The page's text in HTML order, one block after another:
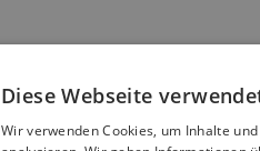
Diese Webseite
Wir verwenden Cookies, um Inhalte